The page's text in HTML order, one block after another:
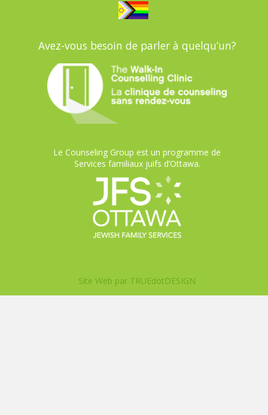
Avez-vous besoin de parler à quelqu’un?
Le Counseling Group est un programme de
Services familiaux juifs d’Ottawa.
Site Web par TRUEdotDESIGN